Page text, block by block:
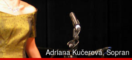
Adriana Kučerová, Sopran